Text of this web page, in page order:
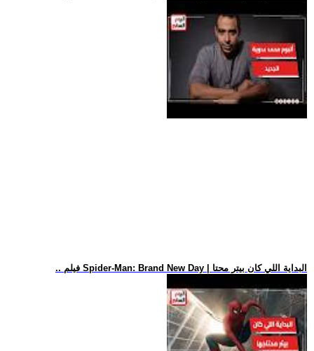
.. فيلم Spider-Man: Brand New Day | البداية اللي كان بيتر محتا